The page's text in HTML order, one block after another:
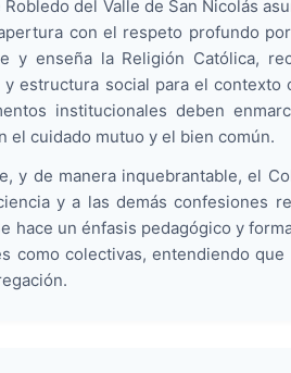
Robledo del Valle de San Nicolás
con el respeto profundo
y enseña la Religión Católica,
estructura social para el
institucionales deben
el cuidado mutuo y el bien común.
y de manera inquebrantable, el
y a las demás confesiones
hace un énfasis pedagógico y
como colectivas, entendiendo